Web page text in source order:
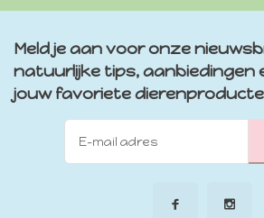
Meld je aan voor onze
natuurlijke tips, aanbiedingen
jouw favoriete